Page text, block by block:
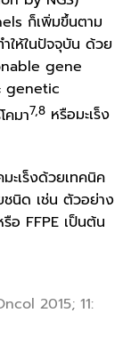
ก็เพิ่มขึ้นตาม
ให้ในปัจจุบัน ด้วย
gene
genetic
คมา7,8 หรือมะเร็ง
ะเร็งด้วยเทคนิค
ชนิด เช่น ตัวอย่าง
อ FFPE เป็นต้น
2015; 11: